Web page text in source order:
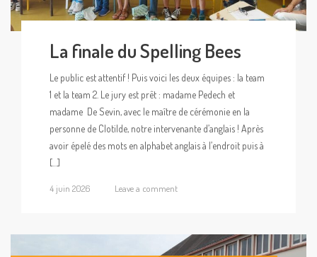
La finale du Spelling Bees
Le public est attentif ! Puis voici les deux équipes : la team
1 et la team 2. Le jury est prêt : madame Pedech et
madame De Sevin, avec le maître de cérémonie en la
personne de Clotilde, notre intervenante d’anglais ! Après
avoir épelé des mots en alphabet anglais à l’endroit puis à
[…]
4 juin 2026 Leave a comment